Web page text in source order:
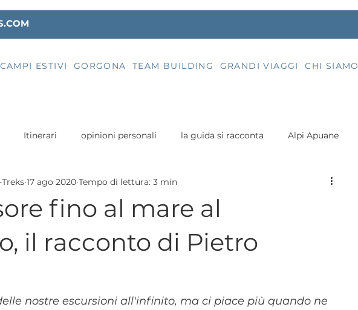
CAMPI ESTIVI GORGONA TEAM BUILDING GRANDI VIAGGI CHI SIAMO
Itinerari opinioni personali la guida si racconta Alpi Apuane
Trekking Pisa Trekking Toscana I racconti dei partecipanti
a San Rossore Trekking Lucca
fino al mare al
il racconto di Pietro
17 ago 2020 Tempo di lettura: 3 min
nostre escursioni all'infinito, ma ci piace più quando ne